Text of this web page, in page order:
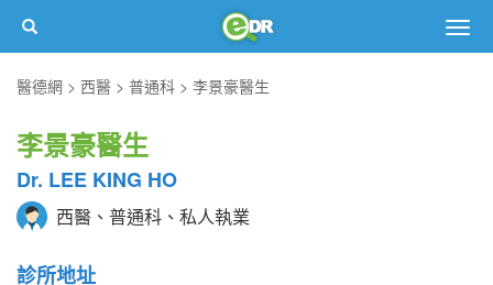
醫德網
西醫 普通科 李景豪醫生
李景豪醫生
Dr. LEE KING HO
西醫、普通科、私人執業
診所地址